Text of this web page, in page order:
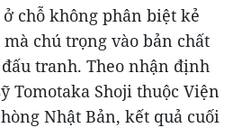
chỗ không phân biệt kẻ
chú trọng vào bản chất
tranh. Theo nhận định
Tomotaka Shoji thuộc Viện
Nhật Bản, kết quả cuối